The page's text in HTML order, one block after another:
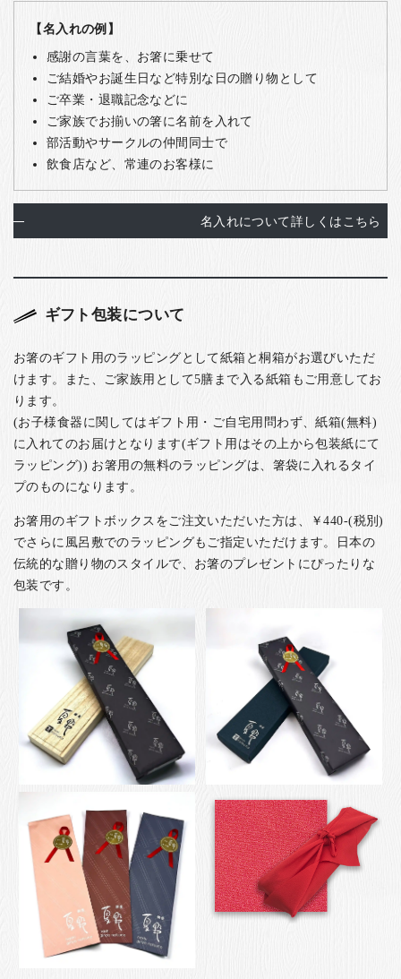
【名入れの例】
感謝の言葉を、お箸に乗せて
ご結婚やお誕生日など特別な日の贈り物として
ご卒業・退職記念などに
ご家族でお揃いの箸に名前を入れて
部活動やサークルの仲間同士で
飲食店など、常連のお客様に
名入れについて詳しくはこちら
ギフト包装について
お箸のギフト用のラッピングとして紙箱と桐箱がお選びいただ
けます。また、ご家族用として5膳まで入る紙箱もご用意してお
ります。
(お子様食器に関してはギフト用・ご自宅用問わず、紙箱(無料)
に入れてのお届けとなります(ギフト用はその上から包装紙にて
ラッピング)) お箸用の無料のラッピングは、箸袋に入れるタイ
プのものになります。
お箸用のギフトボックスをご注文いただいた方は、￥440-(税別)
でさらに風呂敷でのラッピングもご指定いただけます。日本の
伝統的な贈り物のスタイルで、お箸のプレゼントにぴったりな
包装です。